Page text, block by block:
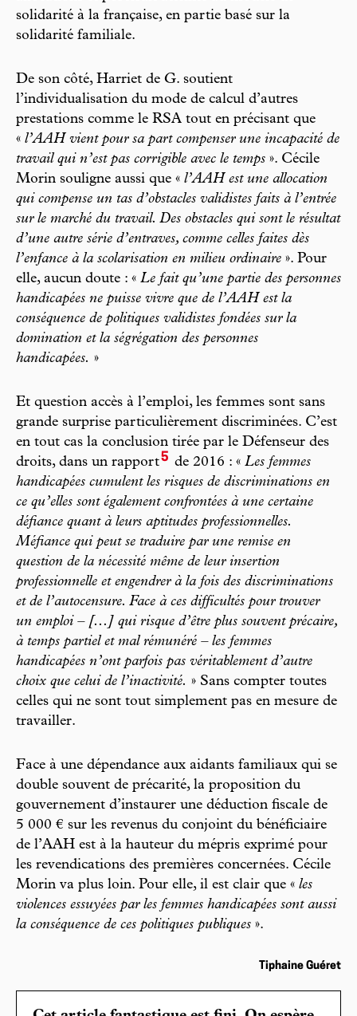
solidarité à la française, en partie basé sur la
solidarité familiale.
De son côté, Harriet de G. soutient
l’individualisation du mode de calcul d’autres
prestations comme le RSA tout en précisant que
« l’AAH vient pour sa part compenser une incapacité de
travail qui n’est pas corrigible avec le temps ». Cécile
Morin souligne aussi que « l’AAH est une allocation
qui compense un tas d’obstacles validistes faits à l’entrée
sur le marché du travail. Des obstacles qui sont le résultat
d’une autre série d’entraves, comme celles faites dès
l’enfance à la scolarisation en milieu ordinaire ». Pour
elle, aucun doute : « Le fait qu’une partie des personnes
handicapées ne puisse vivre que de l’AAH est la
conséquence de politiques validistes fondées sur la
domination et la ségrégation des personnes
handicapées. »
Et question accès à l’emploi, les femmes sont sans
grande surprise particulièrement discriminées. C’est
en tout cas la conclusion tirée par le Défenseur des
droits, dans un rapport5 de 2016 : « Les femmes
handicapées cumulent les risques de discriminations en
ce qu’elles sont également confrontées à une certaine
défiance quant à leurs aptitudes professionnelles.
Méfiance qui peut se traduire par une remise en
question de la nécessité même de leur insertion
professionnelle et engendrer à la fois des discriminations
et de l’autocensure. Face à ces difficultés pour trouver
un emploi – [...] qui risque d’être plus souvent précaire,
à temps partiel et mal rémunéré – les femmes
handicapées n’ont parfois pas véritablement d’autre
choix que celui de l’inactivité. » Sans compter toutes
celles qui ne sont tout simplement pas en mesure de
travailler.
Face à une dépendance aux aidants familiaux qui se
double souvent de précarité, la proposition du
gouvernement d’instaurer une déduction fiscale de
5 000 € sur les revenus du conjoint du bénéficiaire
de l’AAH est à la hauteur du mépris exprimé pour
les revendications des premières concernées. Cécile
Morin va plus loin. Pour elle, il est clair que « les
violences essuyées par les femmes handicapées sont aussi
la conséquence de ces politiques publiques ».
Tiphaine Guéret